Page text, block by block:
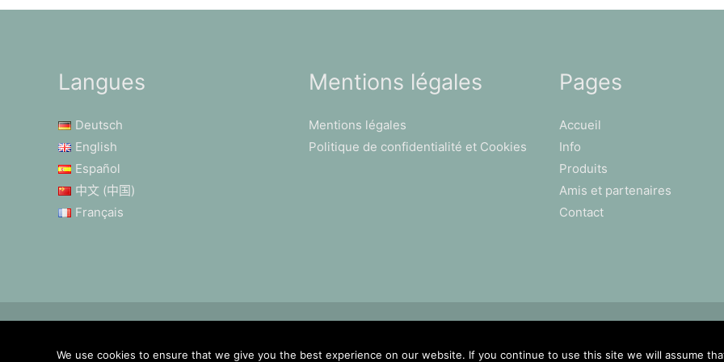
Langues
Deutsch
English
Español
中文 (中国)
Français
Mentions légales
Mentions légales
Politique de confidentialité et Cookies
Pages
Accueil
Info
Produits
Amis et partenaires
Contact
We use cookies to ensure that we give you the best experience on our website. If you continue to use this site we will assume